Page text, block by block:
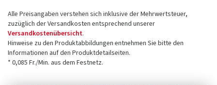
5 Sterne
4 Sterne
3 Sterne
2 Sterne
45356 Essen
Deutschland
Kontakt für Produktsicherheit (kein
Kundensupport)
Alle Preisangaben verstehen sich inklusive der Mehrwertsteuer,
zuzüglich der Versandkosten entsprechend unserer
Versandkostenübersicht.
Hinweise zu den Produktabbildungen entnehmen Sie bitte den
Informationen auf den Produktdetailseiten.
* 0,085 Fr./Min. aus dem Festnetz.